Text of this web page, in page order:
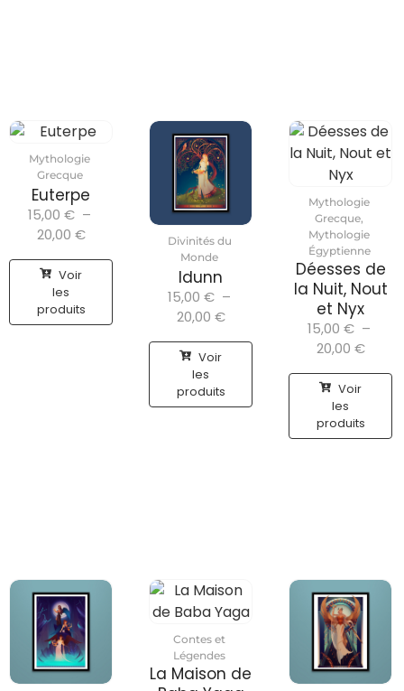
Mythologie
Grecque
Euterpe
15,00 € –
20,00 €
Voir
les
produits
Divinités du
Monde
Idunn
15,00 € –
20,00 €
Voir
les
produits
Mythologie
Grecque,
Mythologie
Égyptienne
Déesses de
la Nuit, Nout
et Nyx
15,00 € –
20,00 €
Voir
les
produits
Contes et
Légendes
La Maison de